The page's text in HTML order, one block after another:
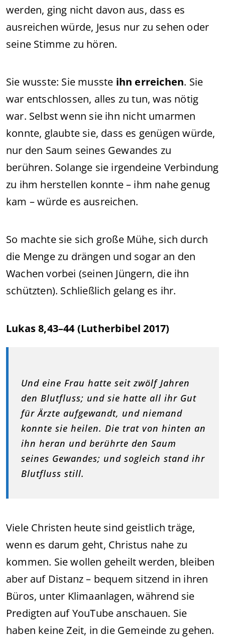
werden, ging nicht davon aus, dass es
ausreichen würde, Jesus nur zu sehen oder
seine Stimme zu hören.
Sie wusste: Sie musste ihn erreichen. Sie
war entschlossen, alles zu tun, was nötig
war. Selbst wenn sie ihn nicht umarmen
konnte, glaubte sie, dass es genügen würde,
nur den Saum seines Gewandes zu
berühren. Solange sie irgendeine Verbindung
zu ihm herstellen konnte – ihm nahe genug
kam – würde es ausreichen.
So machte sie sich große Mühe, sich durch
die Menge zu drängen und sogar an den
Wachen vorbei (seinen Jüngern, die ihn
schützten). Schließlich gelang es ihr.
Lukas 8,43–44 (Lutherbibel 2017)
Und eine Frau hatte seit zwölf Jahren
den Blutfluss; und sie hatte all ihr Gut
für Ärzte aufgewandt, und niemand
konnte sie heilen. Die trat von hinten an
ihn heran und berührte den Saum
seines Gewandes; und sogleich stand ihr
Blutfluss still.
Viele Christen heute sind geistlich träge,
wenn es darum geht, Christus nahe zu
kommen. Sie wollen geheilt werden, bleiben
aber auf Distanz – bequem sitzend in ihren
Büros, unter Klimaanlagen, während sie
Predigten auf YouTube anschauen. Sie
haben keine Zeit, in die Gemeinde zu gehen.